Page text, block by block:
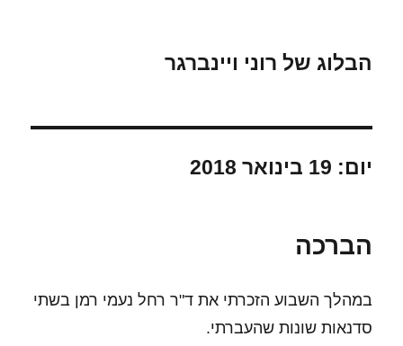
הבלוג של רוני ויינברגר
יום: 19 בינואר 2018
הברכה
במהלך השבוע הזכרתי את ד"ר רחל נעמי רמן בשתי
סדנאות שונות שהעברתי.